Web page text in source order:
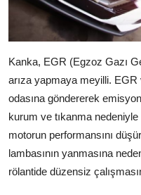
Kanka, EGR (Egzoz Gazı
arıza yapmaya meyilli. EGR
odasına göndererek
kurum ve tıkanma
motorun performansını
lambasının yanmasına
rölantide düzensiz